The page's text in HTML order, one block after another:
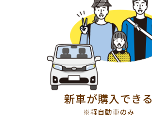
新車が購入できる
※軽自動車のみ